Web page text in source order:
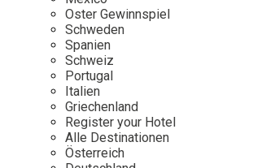
Mexico
Niederlande
Österreich
Portugal
Schweden
Spanien
Persönlichkeiten
Our Story
Career
Kontakt
Impressum
Oster Gewinnspiel
Schweden
Spanien
Schweiz
Portugal
Italien
Griechenland
Register your Hotel
Alle Destinationen
Österreich